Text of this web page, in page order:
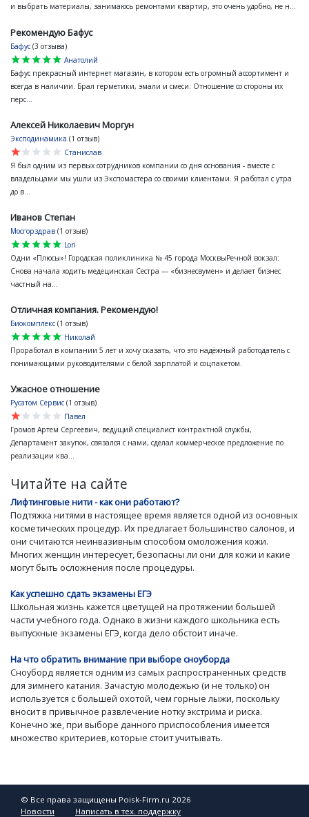
и выбрать материалы, занимаюсь ремонтами квартир, это очень удобно, не н...
Рекомендую Бафус
Бафус (3 отзыва)
star
star
star
star
star
Анатолий
Бафус прекрасный интернет магазин, в котором есть огромный ассортимент и
всегда в наличии. Брал герметики, эмали и смеси. Отношение со стороны их
перс...
Алексей Николаевич Моргун
Эксподинамика (1 отзыв)
star
star
star
star
star
Станислав
Я был одним из первых сотрудников компании со дня основания - вместе с
владельцами мы ушли из Экспомастера со своими клиентами. Я работал с утра
до в...
Иванов Степан
Мосгорздрав (1 отзыв)
star
star
star
star
star
Lori
Одни «Плюсы»! Городская поликлиника № 45 города МосквыРечной вокзал:
Снова начала ходить медецинская Сестра — «бизнесвумен» и делает бизнес
частный на...
Отличная компания. Рекомендую!
Биокомплекс (1 отзыв)
star
star
star
star
star
Николай
Проработал в компании 5 лет и хочу сказать, что это надёжный работодатель с
понимающими руководителями с белой зарплатой и соцпакетом.
Ужасное отношение
Русатом Сервис (1 отзыв)
star
star
star
star
star
Павел
Громов Артем Сергеевич, ведущий специалист контрактной службы,
Департамент закупок, связался с нами, сделал коммерческое предложение по
реализации ква...
Читайте на сайте
Лифтинговые нити - как они работают?
Подтяжка нитями в настоящее время является одной из основных
косметических процедур. Их предлагает большинство салонов, и
они считаются неинвазивным способом омоложения кожи.
Многих женщин интересует, безопасны ли они для кожи и какие
могут быть осложнения после процедуры.
Как успешно сдать экзамены ЕГЭ
Школьная жизнь кажется цветущей на протяжении большей
части учебного года. Однако в жизни каждого школьника есть
выпускные экзамены ЕГЭ, когда дело обстоит иначе.
На что обратить внимание при выборе сноуборда
Сноуборд является одним из самых распространенных средств
для зимнего катания. Зачастую молодежью (и не только) он
используется с большей охотой, чем горные лыжи, поскольку
вносит в привычное развлечение нотку экстрима и риска.
Конечно же, при выборе данного приспособления имеется
множество критериев, которые стоит учитывать.
© Все права защищены Poisk-Firm.ru 2026
Новости
Написать в тех. поддержку